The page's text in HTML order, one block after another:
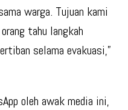
warga. Tujuan kami
tahu langkah
selama evakuasi,”
oleh awak media ini,